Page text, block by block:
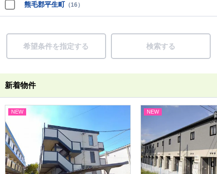
熊毛郡平生町 （16）
希望条件を指定する 検索する
新着物件
NEW NEW